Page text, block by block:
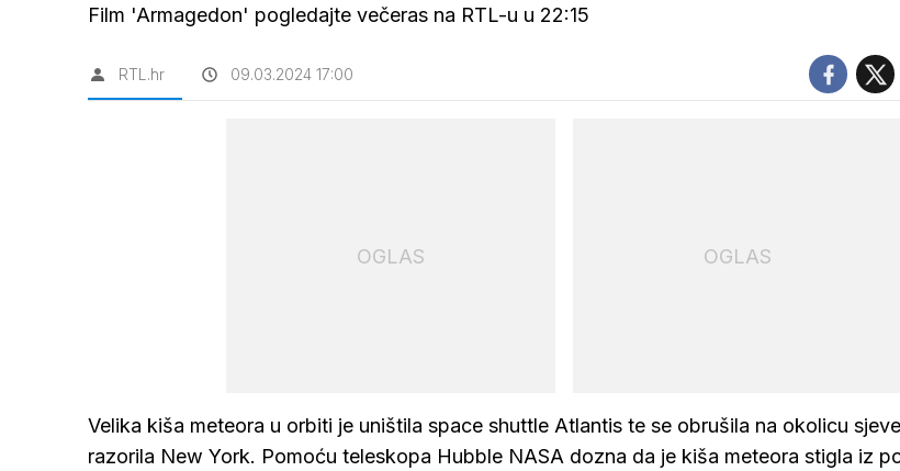
Film 'Armagedon' pogledajte večeras na RTL-u u 22:15
RTL.hr 09.03.2024 17:00
OGLAS OGLAS
Velika kiša meteora u orbiti je uništila space shuttle Atlantis te se obrušila na okolicu
razorila New York. Pomoću teleskopa Hubble NASA dozna da je kiša meteora stigla iz